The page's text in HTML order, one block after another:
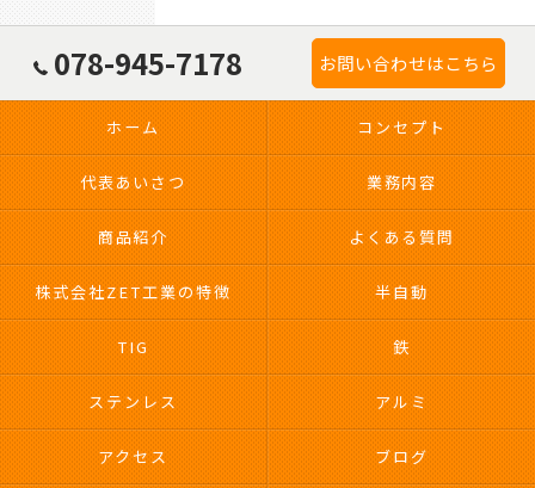
078-945-7178 お問い合わせはこちら
ホーム コンセプト
代表あいさつ 業務内容
商品紹介 よくある質問
株式会社ZET工業の特徴 半自動
TIG 鉄
ステンレス アルミ
アクセス ブログ